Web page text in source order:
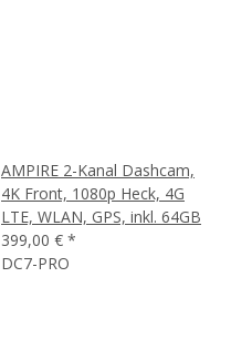
AMPIRE 2-Kanal Dashcam,
4K Front, 1080p Heck, 4G
LTE, WLAN, GPS, inkl. 64GB
399,00 € *
DC7-PRO